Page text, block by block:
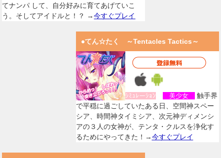
てナンパ して、自分好みに育てあげていこ
う。そしてアイドルと！？ →今すぐプレイ
●てん☆たく ～Tentacles Tactics～
ｼﾐｭﾚーｼｮﾝ 美少女
触手界
で平穏に過ごしていたある日、空間神スペー
シア、時間神タイミシア、次元神ディメンシ
アの３人の女神が、テンタ・クルスを浄化す
るためにやってきた！→今すぐプレイ